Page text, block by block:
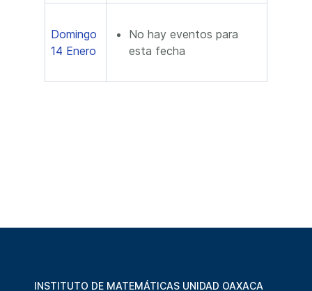
Domingo
14 Enero
No hay eventos para
esta fecha
INSTITUTO DE MATEMÁTICAS UNIDAD OAXACA